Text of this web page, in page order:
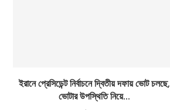
ইরানে প্রেসিডেন্ট নির্বাচনে দ্বিতীয় দফায় ভোট চলছে,
ভোটার উপস্থিতি নিয়ে...